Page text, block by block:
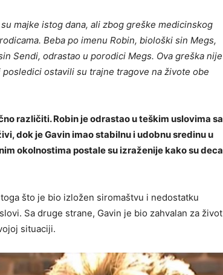
majke istog dana, ali zbog greške medicinskog
Beba po imenu Robin, biološki sin Megs,
Sendi, odrastao u porodici Megs. Ova greška nije
ostavili su trajne tragove na živote obe
različiti. Robin je odrastao u teškim uslovima sa
dok je Gavin imao stabilnu i udobnu sredinu u
okolnostima postale su izraženije kako su deca
što je bio izložen siromaštvu i nedostatku
Sa druge strane, Gavin je bio zahvalan za život
situaciji.